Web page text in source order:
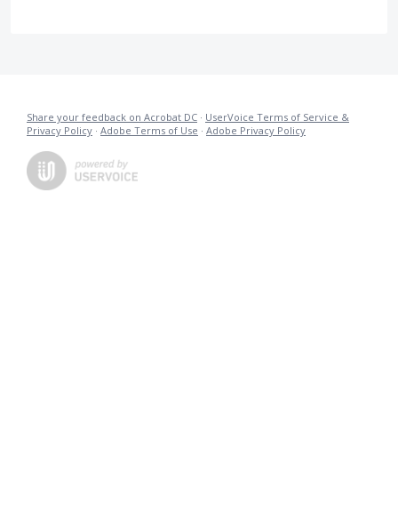
Share your feedback on Acrobat DC · UserVoice Terms of Service &
Privacy Policy · Adobe Terms of Use · Adobe Privacy Policy